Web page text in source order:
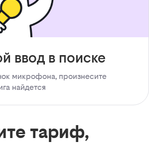
ввод в поиске
микрофона, произнесите
найдется
тариф,